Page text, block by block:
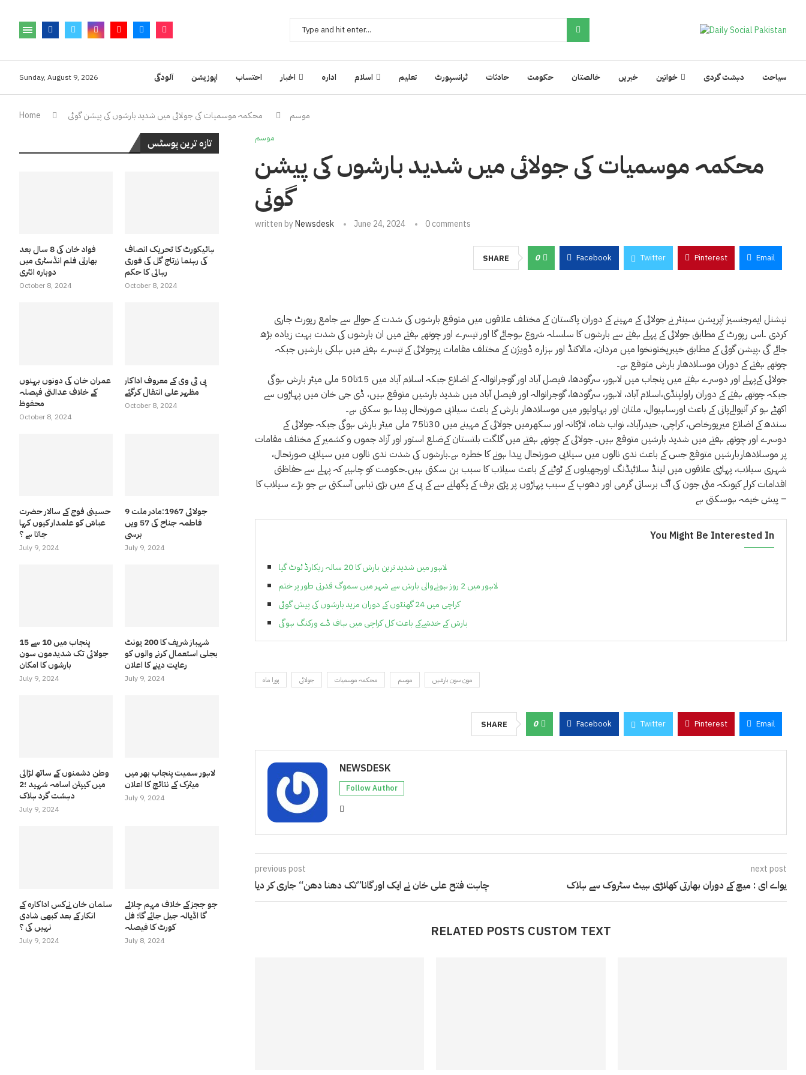
Sunday, August 9, 2026 آلودگی اپوزیشن احتساب اخبار ادارہ اسلام تعلیم ٹرانسپورٹ حادثات حکومت خالصتان خبریں خواتین دہشت گردی سیاحت
Home موسم محکمہ موسمیات کی جولائی میں شدید بارشوں کی پیشن گوئی
موسم
محکمہ موسمیات کی جولائی میں شدید بارشوں کی پیشن
گوئی
written byNewsdesk June 24, 2024 0 comments
SHARE 0 Facebook Twitter Pinterest Email
نیشنل ایمرجنسیز آپریشن سینٹر نے جولائی کے مہینے کے دوران پاکستان کے مختلف علاقوں میں متوقع بارشوں کی شدت کے حوالے سے جامع رپورٹ جاری
کردی ۔اس رپورٹ کے مطابق جولائی کے پہلے ہفتے سے بارشوں کا سلسلہ شروع ہوجائے گا اور تیسرے اور چوتھے ہفتے میں ان بارشوں کی شدت بہت زیادہ بڑھ
جائے گی ،پیشن گوئی کے مطابق خیبرپختونخوا میں مردان، مالاکنڈ اور ہزارہ ڈویژن کے مختلف مقامات پرجولائی کے تیسرے ہفتے میں ہلکی بارشیں جبکہ
چوتھے ہفتے کے دوران موسلادھار بارش متوقع ہے۔
جولائی کےپہلے اور دوسرے ہفتے میں پنجاب میں لاہور، سرگودھا، فیصل آباد اور گوجرانوالہ کے اضلاع جبکہ اسلام آباد میں 15تا50 ملی میٹر بارش ہوگی
جبکہ چوتھے ہفتے کے دوران راولپنڈی،اسلام آباد، لاہور، سرگودھا، گوجرانوالہ اور فیصل آباد میں شدید بارشیں متوقع ہیں، ڈی جی خان میں پہاڑوں سے
اکھٹے ہو کر آنیوالےپانی کے باعث اورساہیوال، ملتان اور بہاولپور میں موسلادھار بارش کے باعث سیلابی صورتحال پیدا ہو سکتی ہے۔
سندھ کے اضلاع میرپورخاص، کراچی، حیدرآباد، نواب شاہ، لاڑکانہ اور سکھرمیں جولائی کے مہینے میں 30تا75 ملی میٹر بارش ہوگی جبکہ جولائی کے
دوسرے اور چوتھے ہفتے میں شدید بارشیں متوقع ہیں۔ جولائی کے چوتھے ہفتے میں گلگت بلتستان کےضلع استور اور آزاد جموں و کشمیر کے مختلف مقامات
پر موسلادھاربارشیں متوقع جس کے باعث ندی نالوں میں سیلابی صورتحال پیدا ہونے کا خطرہ ہے۔بارشوں کی شدت ندی نالوں میں سیلابی صورتحال،
شہری سیلاب، پہاڑی علاقوں میں لینڈ سلائیڈنگ اورجھیلوں کے ٹوٹنے کے باعث سیلاب کا سبب بن سکتی ہیں۔حکومت کو چاہیے کہ پہلے سے حفاظتی
اقدامات کرلے کیونکہ مئی جون کی آگ برساتی گرمی اور دھوپ کے سبب پہاڑوں پر پڑی برف کے پگھلنے سے کے پی کے میں بڑی تباہی آسکتی ہے جو بڑے سیلاب کا
پیش خیمہ ہوسکتی ہے –
You Might Be Interested In
لاہور میں شدید ترین بارش کا 20 سالہ ریکارڈ ٹوٹ گیا
لاہور میں 2 روز ہونےوالی بارش سے شہر میں سموگ قدرتی طور پر ختم
کراچی میں 24 گھنٹوں کے دوران مزید بارشوں کی پیش گوئی
بارش کے خدشےکے باعث کل کراچی میں ہاف ڈے ورکنگ ہوگی
پورا ماہ جولائی محکمہ موسمیات موسم مون سون بارشیں
SHARE 0 Facebook Twitter Pinterest Email
NEWSDESK
Follow Author
previous post
چاہت فتح علی خان نے ایک اور گانا’’تک دھنا دھن‘‘ جاری کر دیا
next post
یواے ای : میچ کے دوران بھارتی کھلاڑی ہیٹ سٹروک سے ہلاک
RELATED POSTS CUSTOM TEXT
تازہ ترین پوسٹس
فواد خان کی 8 سال بعد
بھارتی فلم انڈسٹری میں
دوبارہ انٹری
October 8, 2024
ہائیکورٹ کا تحریک انصاف
کی رہنما زرتاج گل کی فوری
رہائی کا حکم
October 8, 2024
عمران خان کی دونوں بہنوں
کے خلاف عدالتی فیصلہ
محفوظ
October 8, 2024
پی ٹی وی کے معروف اداکار
مظہر علی انتقال کرگئے
October 8, 2024
حسینی فوج کے سالار حضرت
عباسّ کو علمدار کیوں کہا
جاتا ہے ؟
July 9, 2024
9 جولائی 1967:مادر ملت
فاطمہ جناح کی 57 ویں
برسی
July 9, 2024
پنجاب میں 10 سے 15
جولائی تک شدیدمون سون
بارشوں کا امکان
July 9, 2024
شہباز شریف کا 200 یونٹ
بجلی استعمال کرنے والوں کو
رعایت دینے کا اعلان
July 9, 2024
وطن دشمنوں کے ساتھ لڑائی
میں کیپٹن اسامہ شہید ؛2
دہشت گرد ہلاک
July 9, 2024
لاہور سمیت پنجاب بھر میں
میٹرک کے نتائج کا اعلان
July 9, 2024
سلمان خان نےکس اداکارہ کے
انکار کے بعد کبھی شادی
نہیں کی ؟
July 9, 2024
جو ججز کے خلاف مہم چلائے
گا اڈیالہ جیل جائے گا؛ فل
کورٹ کا فیصلہ
July 8, 2024